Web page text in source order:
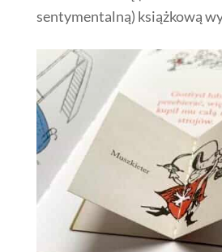
sentymentalną) książkową